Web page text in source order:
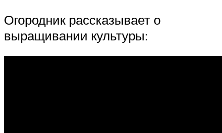
Огородник рассказывает о
выращивании культуры: